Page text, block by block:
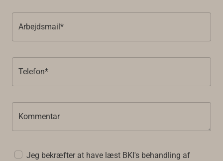
Arbejdsmail*
Telefon*
Kommentar
Jeg bekræfter at have læst BKI's behandling af